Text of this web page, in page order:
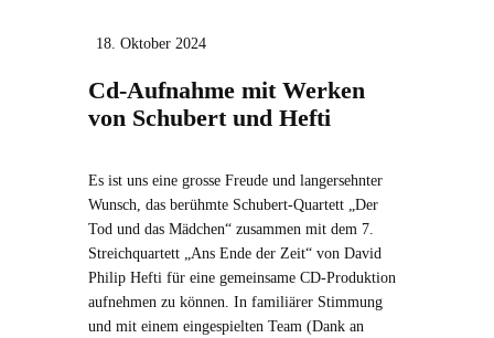
18. Oktober 2024
Cd-Aufnahme mit Werken
von Schubert und Hefti
Es ist uns eine grosse Freude und langersehnter
Wunsch, das berühmte Schubert-Quartett „Der
Tod und das Mädchen“ zusammen mit dem 7.
Streichquartett „Ans Ende der Zeit“ von David
Philip Hefti für eine gemeinsame CD-Produktion
aufnehmen zu können. In familiärer Stimmung
und mit einem eingespielten Team (Dank an